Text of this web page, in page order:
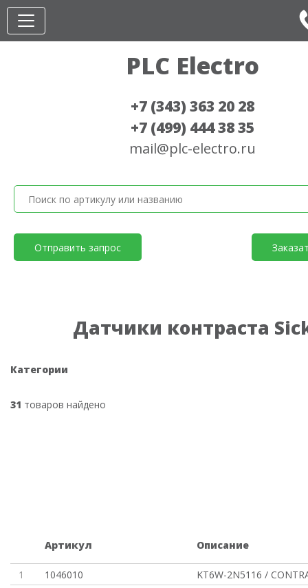
PLC Electro
+7 (343) 363 20 28
+7 (499) 444 38 35
mail@plc-electro.ru
Отправить запрос
Датчики контраста
Категории
31 товаров найдено
Артикул Описание
1 1046010
KT6W-2N5116 /